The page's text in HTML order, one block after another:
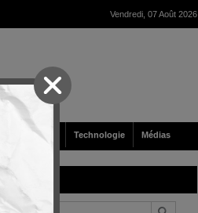
Vendredi, 07 Août 2026
Société Technologie Médias